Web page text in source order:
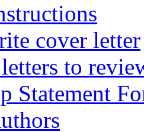
cover letter
to
Statement